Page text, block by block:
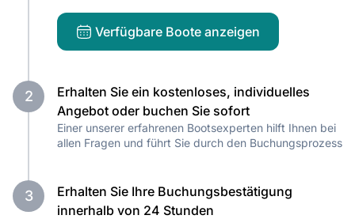
Verfügbare Boote anzeigen
2
Erhalten Sie ein kostenloses, individuelles
Angebot oder buchen Sie sofort
Einer unserer erfahrenen Bootsexperten hilft Ihnen bei
allen Fragen und führt Sie durch den Buchungsprozess
3
Erhalten Sie Ihre Buchungsbestätigung
innerhalb von 24 Stunden